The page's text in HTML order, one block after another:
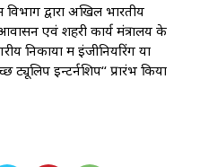
द्वारा अखिल भारतीय
एवं शहरी कार्य मंत्रालय के
निकायों में इंजीनियरिंग या
ट्यूलिप इन्टर्नशिप‘‘ प्रारंभ किया